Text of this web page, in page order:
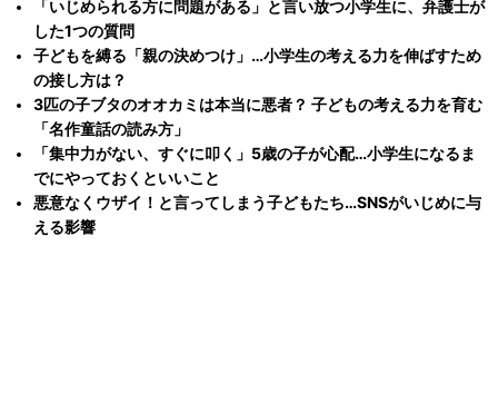
「いじめられる方に問題がある」と言い放つ小学生に、弁護士が
した1つの質問
子どもを縛る「親の決めつけ」…小学生の考える力を伸ばすため
の接し方は？
3匹の子ブタのオオカミは本当に悪者？ 子どもの考える力を育む
「名作童話の読み方」
「集中力がない、すぐに叩く」5歳の子が心配…小学生になるま
でにやっておくといいこと
悪意なくウザイ！と言ってしまう子どもたち…SNSがいじめに与
える影響